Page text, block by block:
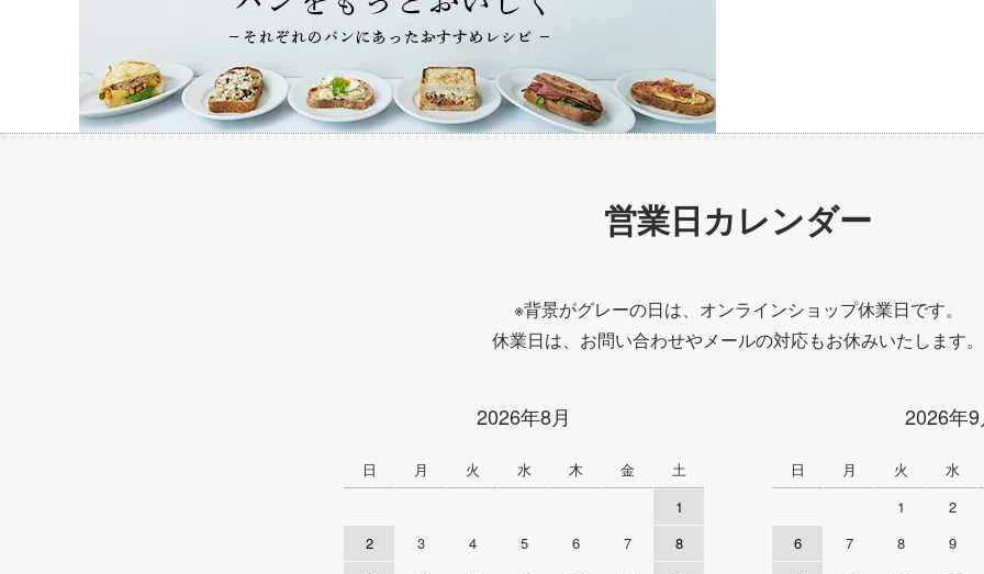
営業日カレンダー
※背景がグレーの日は、オンラインショップ休業日です。
休業日は、お問い合わせやメールの対応もお休みいたします。
2026年8月
日 月 火 水 木 金
土
1
2
3 4 5 6 7
8
2026年9
日 月 火 水
1
2
6
7 8 9